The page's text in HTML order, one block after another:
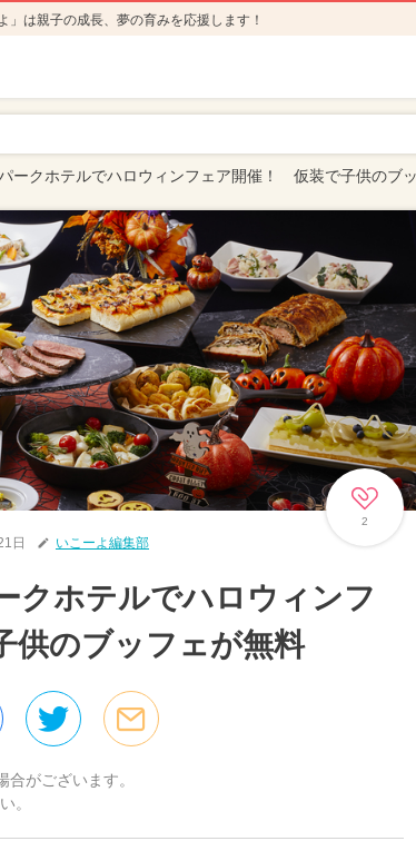
は親子の成長、夢の育みを応援します！
ークホテルでハロウィンフェア開催！ 仮装で子供のブ
2
日 いこーよ編集部
クホテルでハロウィンフ
のブッフェが無料
がございます。
。